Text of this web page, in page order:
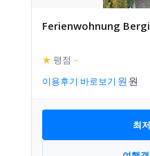
Ferienwohnung
★ 평점 –
이용후기 바로보기
최